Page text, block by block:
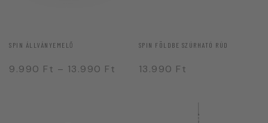
SPIN ÁLLVÁNYEMELŐ
9.990 Ft – 13.990 Ft
SPIN FÖLDBE SZÚRHATÓ RÚD
13.990 Ft